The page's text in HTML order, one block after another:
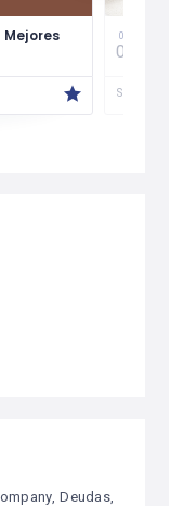
08
04
Susan
Deudas